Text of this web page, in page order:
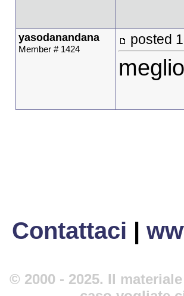
yasodanandana
Member # 1424
posted
Contattaci |
© 2000 - 2025. Il